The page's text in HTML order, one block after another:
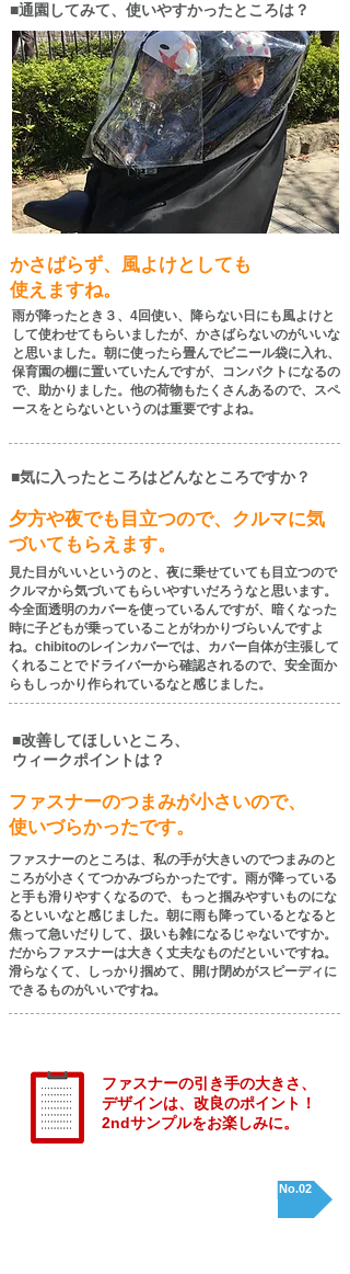
■通園してみて、使いやすかったところは？
かさばらず、風よけとしても
使えますね。
雨が降ったとき３、4回使い、降らない日にも風よけと
して使わせてもらいましたが、かさばらないのがいいな
と思いました。朝に使ったら畳んでビニール袋に入れ、
保育園の棚に置いていたんですが、コンパクトになるの
で、助かりました。他の荷物もたくさんあるので、スペ
ースをとらないというのは重要ですよね。
■気に入ったところはどんなところですか？
夕方や夜でも目立つので、クルマに気
づいてもらえます。
見た目がいいというのと、夜に乗せていても目立つので
クルマから気づいてもらいやすいだろうなと思います。
今全面透明のカバーを使っているんですが、暗くなった
時に子どもが乗っていることがわかりづらいんですよ
ね。chibitoのレインカバーでは、カバー自体が主張して
くれることでドライバーから確認されるので、安全面か
らもしっかり作られているなと感じました。
■改善してほしいところ、
ウィークポイントは？
ファスナーのつまみが小さいので、
使いづらかったです。
ファスナーのところは、私の手が大きいのでつまみのと
ころが小さくてつかみづらかったです。雨が降っている
と手も滑りやすくなるので、もっと掴みやすいものにな
るといいなと感じました。朝に雨も降っているとなると
焦って急いだりして、扱いも雑になるじゃないですか。
だからファスナーは大きく丈夫なものだといいですね。
滑らなくて、しっかり掴めて、開け閉めがスピーディに
できるものがいいですね。
ファスナーの引き手の大きさ、
デザインは、改良のポイント！
2ndサンプルをお楽しみに。
REPORT No.02